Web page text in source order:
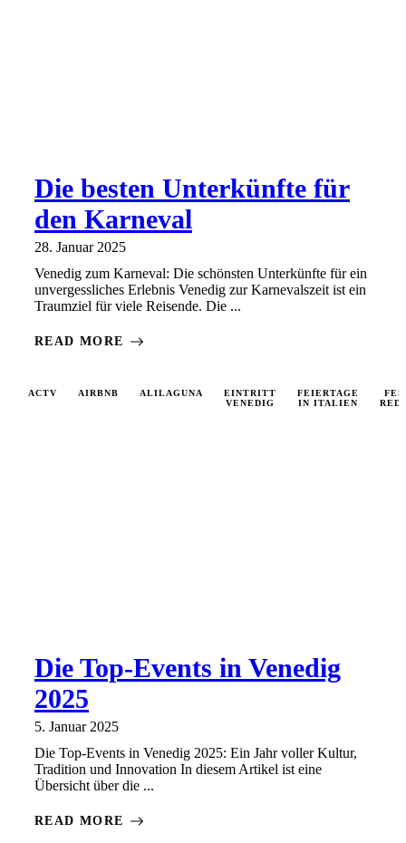
Die besten Unterkünfte für
den Karneval
28. Januar 2025
Venedig zum Karneval: Die schönsten Unterkünfte für ein
unvergessliches Erlebnis Venedig zur Karnevalszeit ist ein
Traumziel für viele Reisende. Die ...
READ MORE
ACTV AIRBNB ALILAGUNA
EINTRITT
VENEDIG
FEIERTAGE
IN ITALIEN
Die Top-Events in Venedig
2025
5. Januar 2025
Die Top-Events in Venedig 2025: Ein Jahr voller Kultur,
Tradition und Innovation In diesem Artikel ist eine
Übersicht über die ...
READ MORE